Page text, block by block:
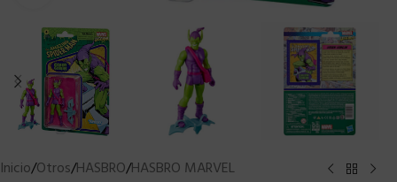
Inicio/Otros/HASBRO/HASBRO MARVEL